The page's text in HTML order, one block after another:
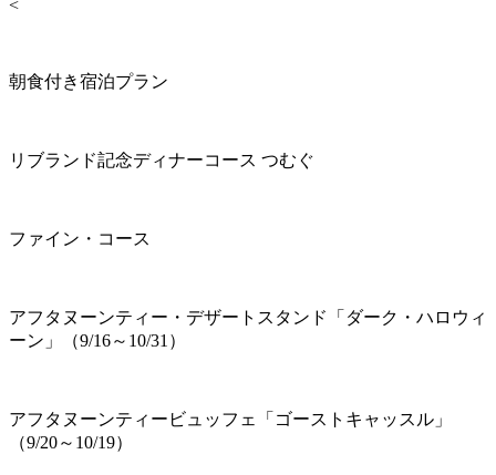
<
朝食付き宿泊プラン
リブランド記念ディナーコース つむぐ
ファイン・コース
アフタヌーンティー・デザートスタンド「ダーク・ハロウィ
ーン」（9/16～10/31）
アフタヌーンティービュッフェ「ゴーストキャッスル」
（9/20～10/19）